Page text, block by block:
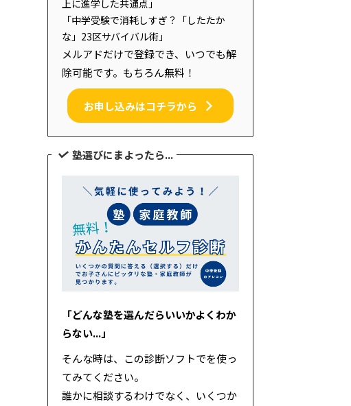
上に進学した共通点」
「中学受験で消耗しすぎ？「したたか
な」23区サバイバル術」
メルアドだけで登録でき、いつでも解
除可能です。もちろん無料！
お申し込みはコチラから
塾選びにまよったら...
「どんな塾を選んだらいいかよくわか
らない...」
そんな時は、この診断ソフトでを使っ
てみてください。
誰かに相談するわけでなく、いくつか